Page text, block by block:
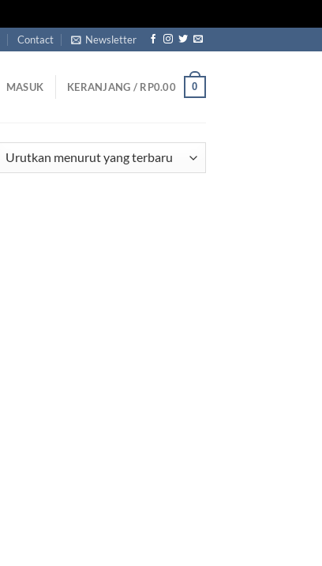
Contact Newsletter
MASUK KERANJANG / RP0.00 0